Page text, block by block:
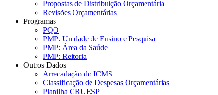
Propostas de Distribuição Orçamentária
Revisões Orçamentárias
Programas
PQO
PMP: Unidade de Ensino e Pesquisa
PMP: Área da Saúde
PMP: Reitoria
Outros Dados
Arrecadação do ICMS
Classificação de Despesas Orçamentárias
Planilha CRUESP